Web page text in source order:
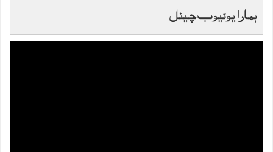
ہمارا یوٹیوب چینل